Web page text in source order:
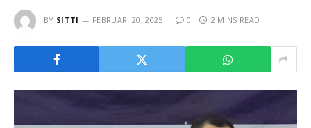
BY SITTI FEBRUARI 20, 2025 0 2 MINS READ